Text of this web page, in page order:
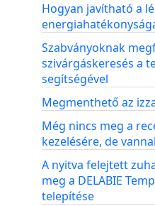
Hogyan javítható a
Szabványoknak
szivárgáskeresés a
segítségével
Megmenthető az
Még nincs meg a
kezelésére, de
A nyitva felejtett
meg a DELABIE
telepítése